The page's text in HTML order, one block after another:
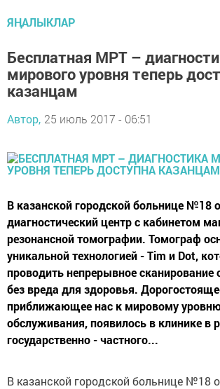
ЯҢАЛЫКЛАР
Бесплатная МРТ –
мирового уровня теперь
казанцам
Автор, 25 июль 2017 - 06:51
В казанской городской больнице №18
диагностический центр с кабинетом
резонансной томографии. Томограф
уникальной технологией - Tim и Dot,
проводить непрерывное сканирование
без вреда для здоровья.
приближающее нас к мировому
обслуживания, появилось в клинике в
государственно - частного...
В казанской городской больнице №18